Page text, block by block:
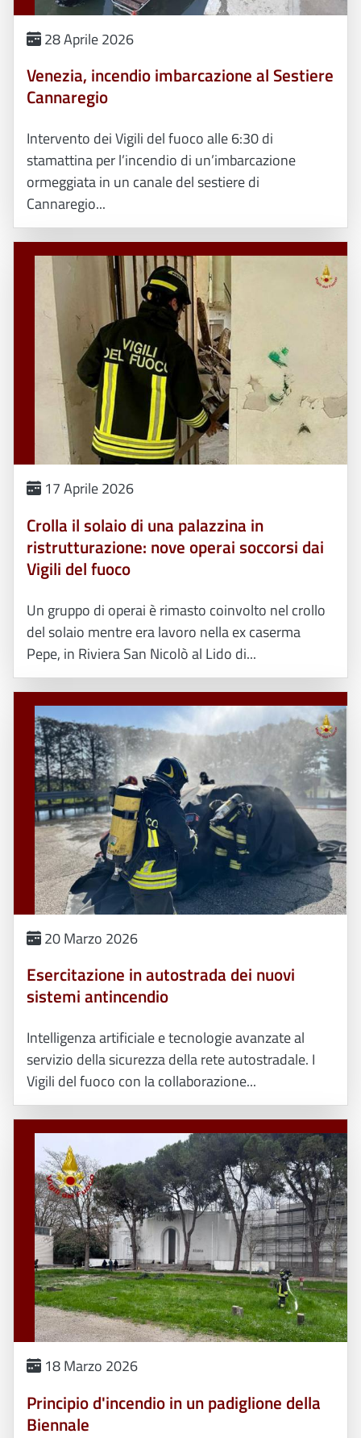
28 Aprile 2026
Venezia, incendio imbarcazione al Sestiere
Cannaregio
Intervento dei Vigili del fuoco alle 6:30 di
stamattina per l’incendio di un’imbarcazione
ormeggiata in un canale del sestiere di
Cannaregio...
17 Aprile 2026
Crolla il solaio di una palazzina in
ristrutturazione: nove operai soccorsi dai
Vigili del fuoco
Un gruppo di operai è rimasto coinvolto nel crollo
del solaio mentre era lavoro nella ex caserma
Pepe, in Riviera San Nicolò al Lido di...
20 Marzo 2026
Esercitazione in autostrada dei nuovi
sistemi antincendio
Intelligenza artificiale e tecnologie avanzate al
servizio della sicurezza della rete autostradale. I
Vigili del fuoco con la collaborazione...
18 Marzo 2026
Principio d'incendio in un padiglione della
Biennale